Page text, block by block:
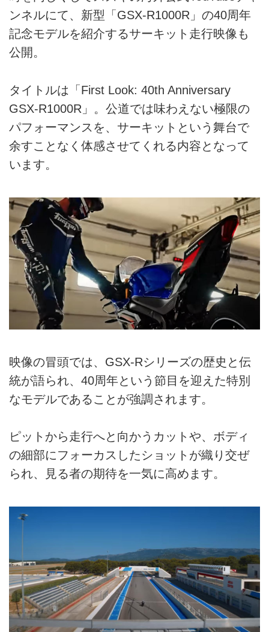
ンネルにて、新型「GSX-R1000R」の40周年
記念モデルを紹介するサーキット走行映像も
公開。
タイトルは「First Look: 40th Anniversary
GSX-R1000R」。公道では味わえない極限の
パフォーマンスを、サーキットという舞台で
余すことなく体感させてくれる内容となって
います。
映像の冒頭では、GSX-Rシリーズの歴史と伝
統が語られ、40周年という節目を迎えた特別
なモデルであることが強調されます。
ピットから走行へと向かうカットや、ボディ
の細部にフォーカスしたショットが織り交ぜ
られ、見る者の期待を一気に高めます。